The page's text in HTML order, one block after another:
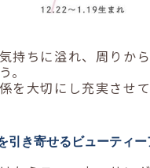
持ちに溢れ、周りか
。
を大切にし充実させ
引き寄せるビューティ